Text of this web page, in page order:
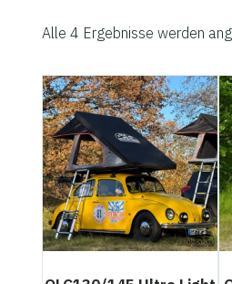
Alle 4 Ergebnisse werden